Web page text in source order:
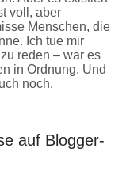
voll, aber
Menschen, die
Ich tue mir
reden – war es
in Ordnung. Und
noch.
auf Blogger-